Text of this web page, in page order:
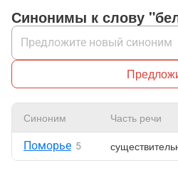
Синонимы к слову
Синоним Часть речи
Поморье 5